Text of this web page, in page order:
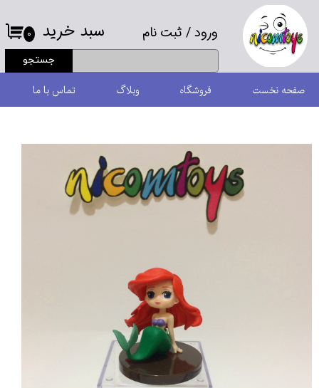
ورود/ ثبت نام
حساب کاربری من
تغییر گذر واژه
سفارشات
جستجو
۰ سبد خرید
صفحه نخست فروشگاه وبلاگ تماس با ما